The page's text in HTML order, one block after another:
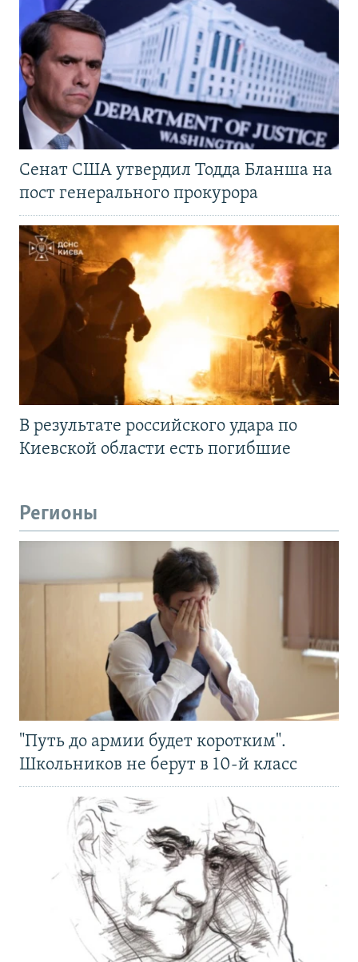
Сенат США утвердил Тодда Бланша на
пост генерального прокурора
В результате российского удара по
Киевской области есть погибшие
Регионы
"Путь до армии будет коротким".
Школьников не берут в 10-й класс